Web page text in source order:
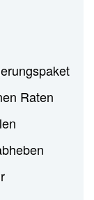
Raten